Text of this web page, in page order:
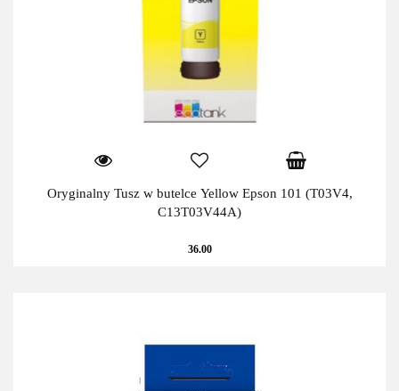
Oryginalny Tusz w butelce Yellow Epson 101 (T03V4,
C13T03V44A)
36.00